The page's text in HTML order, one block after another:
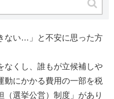
ない…」と不安に思った方
なくし、誰もが立候補しや
動にかかる費用の一部を税
選挙公営）制度」があり